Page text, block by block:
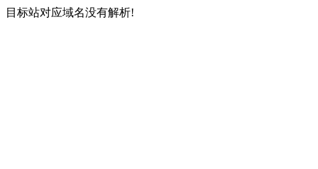
目标站对应域名没有解析!